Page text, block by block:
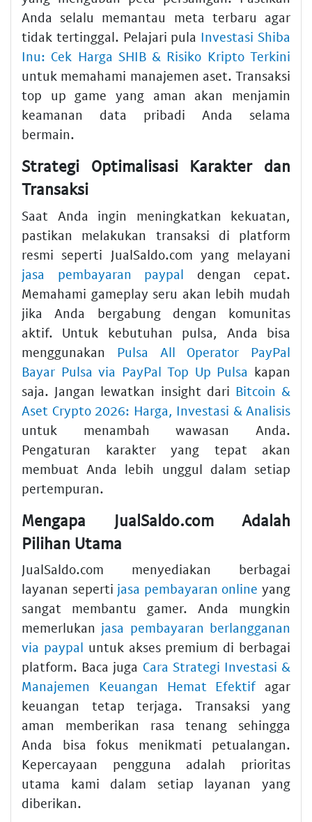
Anda selalu memantau meta terbaru agar
tidak tertinggal. Pelajari pula Investasi Shiba
Inu: Cek Harga SHIB & Risiko Kripto Terkini
untuk memahami manajemen aset. Transaksi
top up game yang aman akan menjamin
keamanan data pribadi Anda selama
bermain.
Strategi Optimalisasi Karakter dan
Transaksi
Saat Anda ingin meningkatkan kekuatan,
pastikan melakukan transaksi di platform
resmi seperti JualSaldo.com yang melayani
jasa pembayaran paypal dengan cepat.
Memahami gameplay seru akan lebih mudah
jika Anda bergabung dengan komunitas
aktif. Untuk kebutuhan pulsa, Anda bisa
menggunakan Pulsa All Operator PayPal
Bayar Pulsa via PayPal Top Up Pulsa kapan
saja. Jangan lewatkan insight dari Bitcoin &
Aset Crypto 2026: Harga, Investasi & Analisis
untuk menambah wawasan Anda.
Pengaturan karakter yang tepat akan
membuat Anda lebih unggul dalam setiap
pertempuran.
Mengapa JualSaldo.com Adalah
Pilihan Utama
JualSaldo.com menyediakan berbagai
layanan seperti jasa pembayaran online yang
sangat membantu gamer. Anda mungkin
memerlukan jasa pembayaran berlangganan
via paypal untuk akses premium di berbagai
platform. Baca juga Cara Strategi Investasi &
Manajemen Keuangan Hemat Efektifagar
keuangan tetap terjaga. Transaksi yang
aman memberikan rasa tenang sehingga
Anda bisa fokus menikmati petualangan.
Kepercayaan pengguna adalah prioritas
utama kami dalam setiap layanan yang
diberikan.